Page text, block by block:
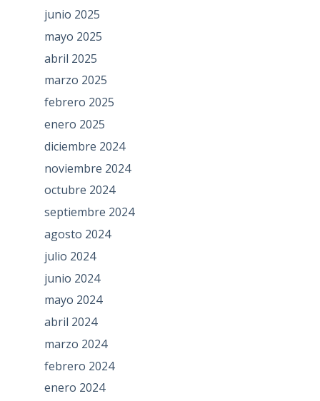
junio 2025
mayo 2025
abril 2025
marzo 2025
febrero 2025
enero 2025
diciembre 2024
noviembre 2024
octubre 2024
septiembre 2024
agosto 2024
julio 2024
junio 2024
mayo 2024
abril 2024
marzo 2024
febrero 2024
enero 2024